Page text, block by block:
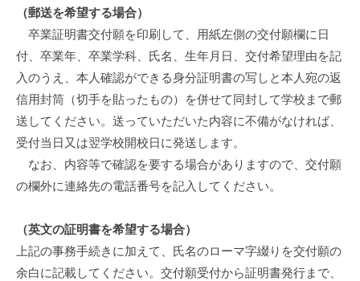
（郵送を希望する場合）
卒業証明書交付願を印刷して、用紙左側の交付願欄に日
付、卒業年、卒業学科、氏名、生年月日、交付希望理由を記
入のうえ、本人確認ができる身分証明書の写しと本人宛の返
信用封筒（切手を貼ったもの）を併せて同封して学校まで郵
送してください。送っていただいた内容に不備がなければ、
受付当日又は翌学校開校日に発送します。
なお、内容等で確認を要する場合がありますので、交付願
の欄外に連絡先の電話番号を記入してください。
（英文の証明書を希望する場合）
上記の事務手続きに加えて、氏名のローマ字綴りを交付願の
余白に記載してください。交付願受付から証明書発行まで、